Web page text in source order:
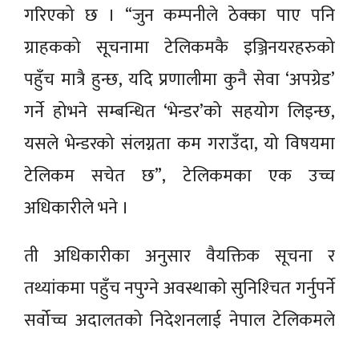
गरिएको छ । “जुन कम्पनीले ठेक्का पाए पनि
ग्राहकको सूचनामा टेलिकमकै इञ्जिनयरहरुको
पहुँच मात्रै हुन्छ, यदि प्रणालीमा कुनै सेवा ‘अपग्रेड’
गर्ने होभने सम्बन्धित ‘भेन्डर’को सहयोग लिइन्छ,
यसले भेन्डरको संलग्नता कम गराउँदा, यो विषयमा
टेलिकम सचेत छ”, टेलिकमका एक उच्च
अधिकारीले भने ।
ती अधिकारीका अनुसार वैयक्तिक सूचना र
तथ्यांकमा पहुँच नपुग्‍ने अवस्थाको सुनिश्‍चित गर्नुपर्ने
सर्वोच्च अदालतको निदेशनलाई नेपाल टेलिकमले